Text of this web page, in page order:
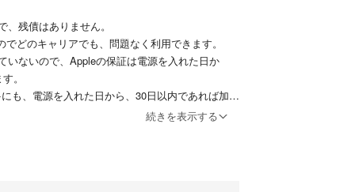
、残債はありません。
どのキャリアでも、問題なく利用できます。
いないので、Appleの保証は電源を入れた日か
。
も、電源を入れた日から、30日以内であれば加入
続きを表示する